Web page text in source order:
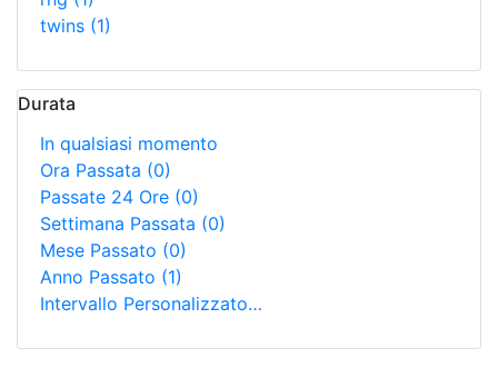
twins (1)
Durata
In qualsiasi momento
Ora Passata (0)
Passate 24 Ore (0)
Settimana Passata (0)
Mese Passato (0)
Anno Passato (1)
Intervallo Personalizzato…